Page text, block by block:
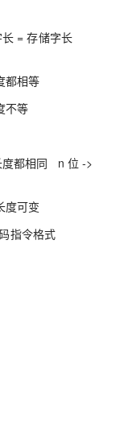
= 存储字长
都相等
不等
度都相同 n 位 ->
度可变
指令格式